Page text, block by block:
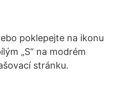
poklepejte na ikonu
„S“ na modrém
stránku.